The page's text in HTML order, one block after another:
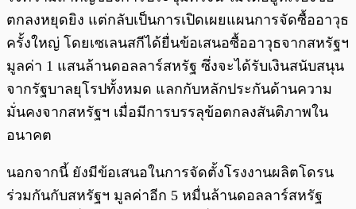
ตกลงหยุดยิง แต่กลับเป็นการเปิดเผยแผนการจัดซื้ออาวุธ
ครั้งใหญ่ โดยเซเลนสกีได้ยื่นข้อเสนอซื้ออาวุธจากสหรัฐฯ
มูลค่า 1 แสนล้านดอลลาร์สหรัฐ ซึ่งจะได้รับเงินสนับสนุน
จากรัฐบาลยุโรปทั้งหมด แลกกับหลักประกันด้านความ
มั่นคงจากสหรัฐฯ เมื่อมีการบรรลุข้อตกลงสันติภาพใน
อนาคต
นอกจากนี้ ยังมีข้อเสนอในการจัดตั้งโรงงานผลิตโดรน
ร่วมกันกับสหรัฐฯ มูลค่าอีก 5 หมื่นล้านดอลลาร์สหรัฐ